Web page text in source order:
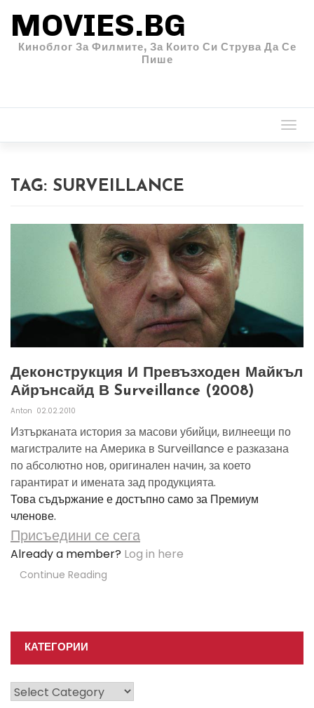
MOVIES.BG
Киноблог За Филмите, За Които Си Струва Да Се
Пише
TAG: SURVEILLANCE
Деконструкция И Превъзходен Майкъл
Айрънсайд В Surveillance (2008)
Anton 02.02.2010
Изтърканата история за масови убийци, вилнеещи по
магистралите на Америка в Surveillance е разказана
по абсолютно нов, оригинален начин, за което
гарантират и имената зад продукцията.
Това съдържание е достъпно само за Премиум
членове.
Присъедини се сега
Already a member? Log in here
Continue Reading
КАТЕГОРИИ
Категории